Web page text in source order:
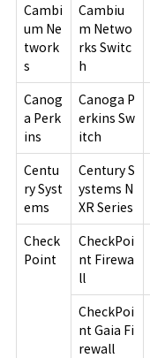
Cambi
um Ne
twork
s
Cambiu
m Netwo
rks Switc
h
Canog
a Perk
ins
Canoga P
erkins Sw
itch
Centu
ry Syst
ems
Century S
ystems N
XR Series
Check
Point
CheckPoi
nt Firewa
ll
CheckPoi
nt Gaia Fi
rewall